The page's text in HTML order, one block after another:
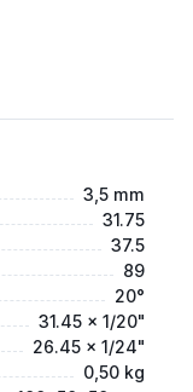
3,5 mm
31.75
37.5
89
20°
31.45 x 1/20"
26.45 x 1/24"
0,50 kg